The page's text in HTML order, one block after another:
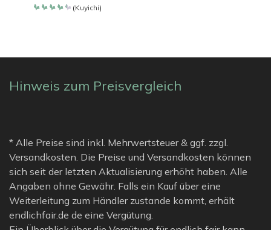
(Kuyichi)
Hinweis zum Preisvergleich
* Alle Preise sind inkl. Mehrwertsteuer & ggf. zzgl.
Versandkosten. Die Preise und Versandkosten können
sich seit der letzten Aktualisierung erhöht haben. Alle
Angaben ohne Gewähr. Falls ein Kauf über eine
Weiterleitung zum Händler zustande kommt, erhält
endlichfair.de de eine Vergütung.